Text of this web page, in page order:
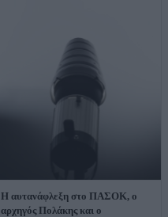
Η αυτανάφλεξη στο ΠΑΣΟΚ, ο
αρχηγός Πολάκης και ο